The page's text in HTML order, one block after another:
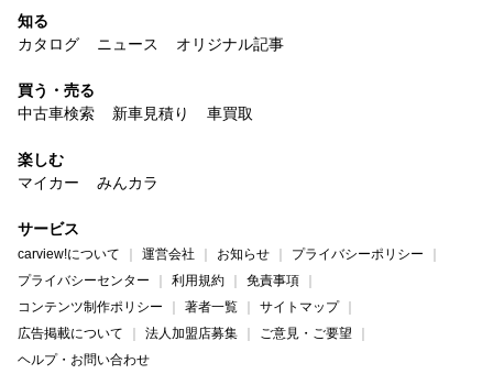
知る
カタログ
ニュース オリジナル記事
買う・売る
中古車検索
新車見積り 車買取
楽しむ
マイカー
みんカラ
サービス
carview!について 運営会社 お知らせ
プライバシーポリシー
プライバシーセンター
利用規約
免責事項
コンテンツ制作ポリシー
著者一覧
サイトマップ
広告掲載について
法人加盟店募集
ご意見・ご要望
ヘルプ・お問い合わせ